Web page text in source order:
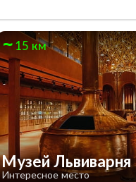
15 км
Музей Львиварня
Интересное место